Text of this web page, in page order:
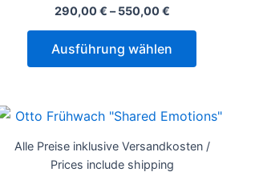
290,00€ –550,00€
Ausführung wählen
können
gewählt
werden
Alle Preise inklusive Versandkosten /
Prices include shipping
Dieses
weist